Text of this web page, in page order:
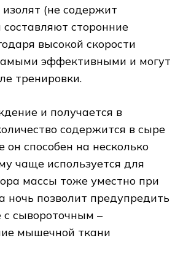
(не содержит
сторонние
высокой скорости
эффективными и могут
тренировки.
и получается в
содержится в сыре
он способен на несколько
чаще используется для
массы тоже уместно при
ночь позволит предупредить
сывороточным –
мышечной ткани